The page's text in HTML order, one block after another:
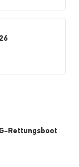
Rettungsboot